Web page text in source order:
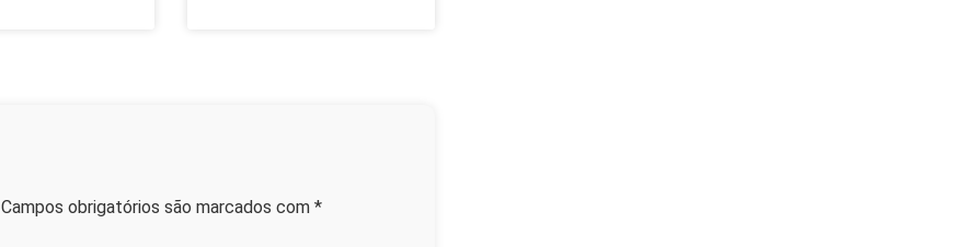
Campos obrigatórios são marcados com *